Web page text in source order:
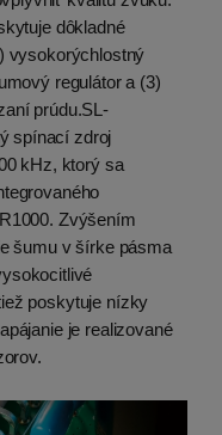
dôkladné
vysokorýchlostný
regulátor a (3)
prúdu.SL-
spínací zdroj
kHz, ktorý sa
Zvýšením
šumu v šírke pásma
poskytuje nízky
je realizované